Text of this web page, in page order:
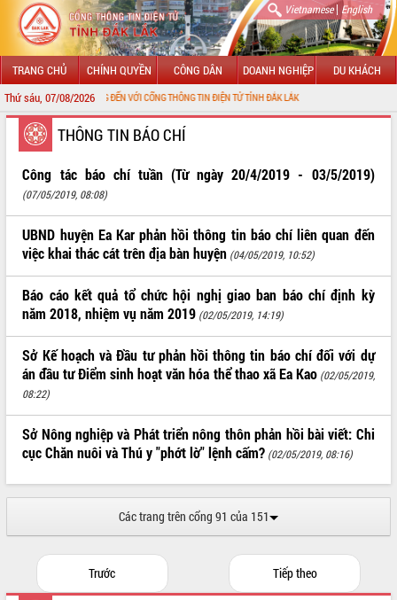
Vietnamese| English
TRANG CHỦ CHÍNH QUYỀN CÔNG DÂN DOANH NGHIỆP DU KHÁCH
Thứ sáu, 07/08/2026
CHÀO MỪNG ĐẾN VỚI CỔNG THÔNG TIN ĐIỆN TỬ TỈNH ĐẮK LẮK
GIỚI THIỆU
LÃNH ĐẠO UBND TỈNH
TIN TỨC SỰ KIỆN
SỞ, BAN, NGÀNH
UBND CÁC XÃ, PHƯỜNG
THÔNG TIN CHỈ ĐẠO ĐIỀU HÀNH
HỆ THỐNG VĂN BẢN
QUY HOẠCH - KẾ HOẠCH
THÔNG TIN BÁO CHÍ
Công tác báo chí tuần (Từ ngày 20/4/2019 - 03/5/2019)
(07/05/2019, 08:08)
UBND huyện Ea Kar phản hồi thông tin báo chí liên quan đến
việc khai thác cát trên địa bàn huyện (04/05/2019, 10:52)
Báo cáo kết quả tổ chức hội nghị giao ban báo chí định kỳ
năm 2018, nhiệm vụ năm 2019 (02/05/2019, 14:19)
Sở Kế hoạch và Đầu tư phản hồi thông tin báo chí đối với dự
án đầu tư Điểm sinh hoạt văn hóa thể thao xã Ea Kao (02/05/2019,
08:22)
Sở Nông nghiệp và Phát triển nông thôn phản hồi bài viết: Chi
cục Chăn nuôi và Thú y "phớt lờ" lệnh cấm? (02/05/2019, 08:16)
Các trang trên cổng 91 của 151
Trước Tiếp theo